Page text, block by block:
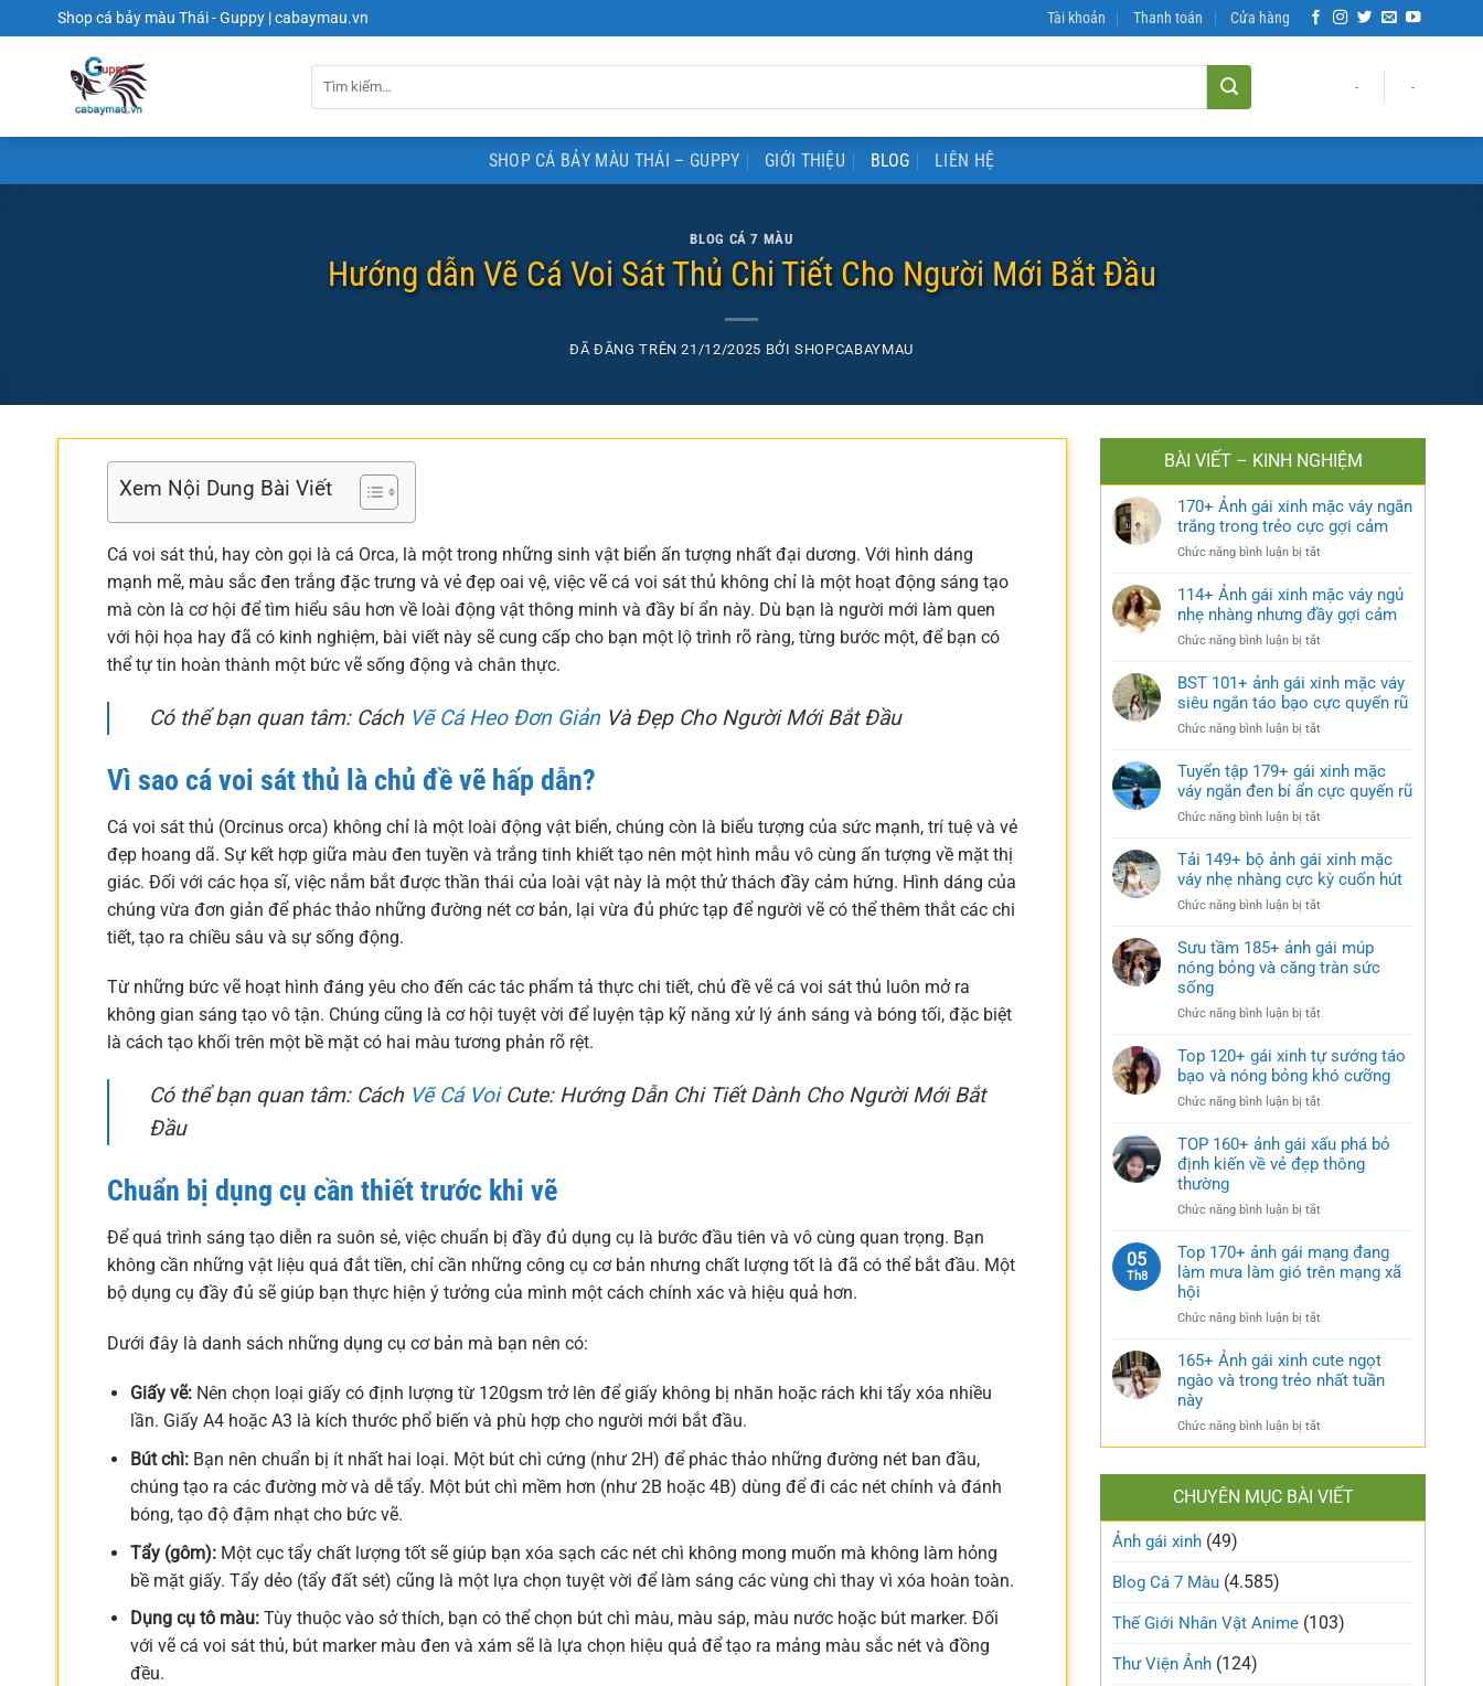
đến
Shop cá bảy màu Thái - Guppy | cabaymau.vn Tài khoản Thanh toán Cửa hàng
- -
SHOP CÁ BẢY MÀU THÁI – GUPPY GIỚI THIỆU BLOG LIÊN HỆ
BLOG CÁ 7 MÀU
Hướng dẫn Vẽ Cá Voi Sát Thủ Chi Tiết Cho Người Mới Bắt Đầu
ĐÃ ĐĂNG TRÊN21/12/2025 BỞISHOPCABAYMAU
Xem Nội Dung Bài Viết
Cá voi sát thủ, hay còn gọi là cá Orca, là một trong những sinh vật biển ấn tượng nhất đại dương. Với hình dáng
mạnh mẽ, màu sắc đen trắng đặc trưng và vẻ đẹp oai vệ, việc vẽ cá voi sát thủ không chỉ là một hoạt động sáng tạo
mà còn là cơ hội để tìm hiểu sâu hơn về loài động vật thông minh và đầy bí ẩn này. Dù bạn là người mới làm quen
với hội họa hay đã có kinh nghiệm, bài viết này sẽ cung cấp cho bạn một lộ trình rõ ràng, từng bước một, để bạn có
thể tự tin hoàn thành một bức vẽ sống động và chân thực.
Có thể bạn quan tâm: Cách Vẽ Cá Heo Đơn GiảnVà Đẹp Cho Người Mới Bắt Đầu
Vì sao cá voi sát thủ là chủ đề vẽ hấp dẫn?
Cá voi sát thủ (Orcinus orca) không chỉ là một loài động vật biển, chúng còn là biểu tượng của sức mạnh, trí tuệ và vẻ
đẹp hoang dã. Sự kết hợp giữa màu đen tuyền và trắng tinh khiết tạo nên một hình mẫu vô cùng ấn tượng về mặt thị
giác. Đối với các họa sĩ, việc nắm bắt được thần thái của loài vật này là một thử thách đầy cảm hứng. Hình dáng của
chúng vừa đơn giản để phác thảo những đường nét cơ bản, lại vừa đủ phức tạp để người vẽ có thể thêm thắt các chi
tiết, tạo ra chiều sâu và sự sống động.
Từ những bức vẽ hoạt hình đáng yêu cho đến các tác phẩm tả thực chi tiết, chủ đề vẽ cá voi sát thủ luôn mở ra
không gian sáng tạo vô tận. Chúng cũng là cơ hội tuyệt vời để luyện tập kỹ năng xử lý ánh sáng và bóng tối, đặc biệt
là cách tạo khối trên một bề mặt có hai màu tương phản rõ rệt.
Có thể bạn quan tâm: Cách Vẽ Cá VoiCute: Hướng Dẫn Chi Tiết Dành Cho Người Mới Bắt
Đầu
Chuẩn bị dụng cụ cần thiết trước khi vẽ
Để quá trình sáng tạo diễn ra suôn sẻ, việc chuẩn bị đầy đủ dụng cụ là bước đầu tiên và vô cùng quan trọng. Bạn
không cần những vật liệu quá đắt tiền, chỉ cần những công cụ cơ bản nhưng chất lượng tốt là đã có thể bắt đầu. Một
bộ dụng cụ đầy đủ sẽ giúp bạn thực hiện ý tưởng của mình một cách chính xác và hiệu quả hơn.
Dưới đây là danh sách những dụng cụ cơ bản mà bạn nên có:
Giấy vẽ:Nên chọn loại giấy có định lượng từ 120gsm trở lên để giấy không bị nhăn hoặc rách khi tẩy xóa nhiều
lần. Giấy A4 hoặc A3 là kích thước phổ biến và phù hợp cho người mới bắt đầu.
Bút chì:Bạn nên chuẩn bị ít nhất hai loại. Một bút chì cứng (như 2H) để phác thảo những đường nét ban đầu,
chúng tạo ra các đường mờ và dễ tẩy. Một bút chì mềm hơn (như 2B hoặc 4B) dùng để đi các nét chính và đánh
bóng, tạo độ đậm nhạt cho bức vẽ.
Tẩy (gôm):Một cục tẩy chất lượng tốt sẽ giúp bạn xóa sạch các nét chì không mong muốn mà không làm hỏng
bề mặt giấy. Tẩy dẻo (tẩy đất sét) cũng là một lựa chọn tuyệt vời để làm sáng các vùng chì thay vì xóa hoàn toàn.
Dụng cụ tô màu:Tùy thuộc vào sở thích, bạn có thể chọn bút chì màu, màu sáp, màu nước hoặc bút marker. Đối
với vẽ cá voi sát thủ, bút marker màu đen và xám sẽ là lựa chọn hiệu quả để tạo ra mảng màu sắc nét và đồng
đều.
BÀI VIẾT – KINH NGHIỆM
170+ Ảnh gái xinh mặc váy ngắn
trắng trong trẻo cực gợi cảm
Chức năng bình luận bị tắt
Ảnh
gái
xinh
mặc
ngắn
trắng
gợi
cảm
114+ Ảnh gái xinh mặc váy ngủ
nhẹ nhàng nhưng đầy gợi cảm
Chức năng bình luận bị tắt
Ảnh
gái
xinh
mặc
ngủ
nhẹ
gợi
cảm
BST 101+ ảnh gái xinh mặc váy
siêu ngắn táo bạo cực quyến rũ
Chức năng bình luận bị tắt
101+
ảnh
gái
xinh
váy
siêu
cực
quyến
Tuyển tập 179+ gái xinh mặc
váy ngắn đen bí ẩn cực quyến rũ
Chức năng bình luận bị tắt
tập
179+
gái
xinh
váy
ngắn
ẩn
quyến
rũ
Tải 149+ bộ ảnh gái xinh mặc
váy nhẹ nhàng cực kỳ cuốn hút
Chức năng bình luận bị tắt
149+
bộ
xinh
váy
nhẹ
cực
cuốn
hút
Sưu tầm 185+ ảnh gái múp
nóng bỏng và căng tràn sức
sống
Chức năng bình luận bị tắt
tầm
185+
gái
nóng
bỏng
tràn
sống
Top 120+ gái xinh tự sướng táo
bạo và nóng bỏng khó cưỡng
Chức năng bình luận bị tắt
120+
gái
sướng
bạo
và
khó
TOP 160+ ảnh gái xấu phá bỏ
định kiến về vẻ đẹp thông
thường
Chức năng bình luận bị tắt
160+
ảnh
phá
định
kiến
đẹp
thông
thường
05
Th8
Top 170+ ảnh gái mạng đang
làm mưa làm gió trên mạng xã
hội
Chức năng bình luận bị tắt
170+
ảnh
đang
làm
làm
gió
trên
165+ Ảnh gái xinh cute ngọt
ngào và trong trẻo nhất tuần
này
Chức năng bình luận bị tắt
165+
xinh
cute
trẻo
nhất
CHUYÊN MỤC BÀI VIẾT
Ảnh gái xinh (49)
Blog Cá 7 Màu (4.585)
Thế Giới Nhân Vật Anime (103)
Thư Viện Ảnh (124)